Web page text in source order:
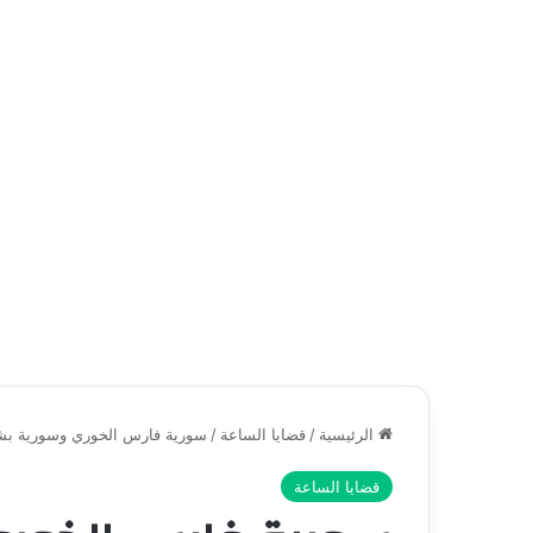
الرئيسية / قضايا الساعة / سورية فارس الخوري وسورية
قضايا الساعة